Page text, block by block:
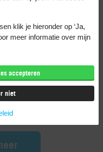
Samsung
versus S26
klik je hieronder op ‘Ja,
meer informatie over mijn
accepteren
niet